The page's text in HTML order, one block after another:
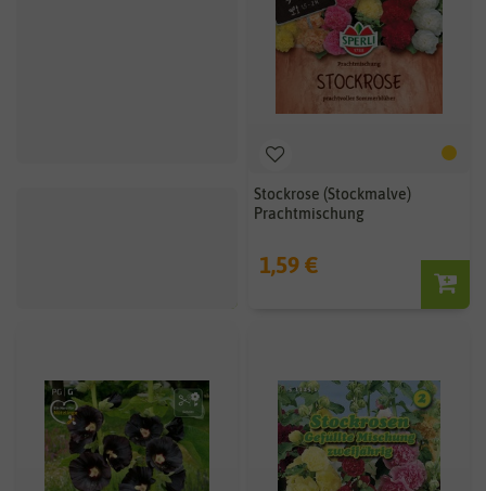
Stockrose (Stockmalve)
Prachtmischung
1,59 €